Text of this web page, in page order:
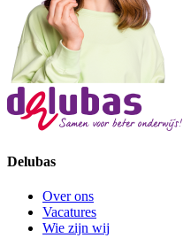
Delubas
Over ons
Vacatures
Wie zijn wij